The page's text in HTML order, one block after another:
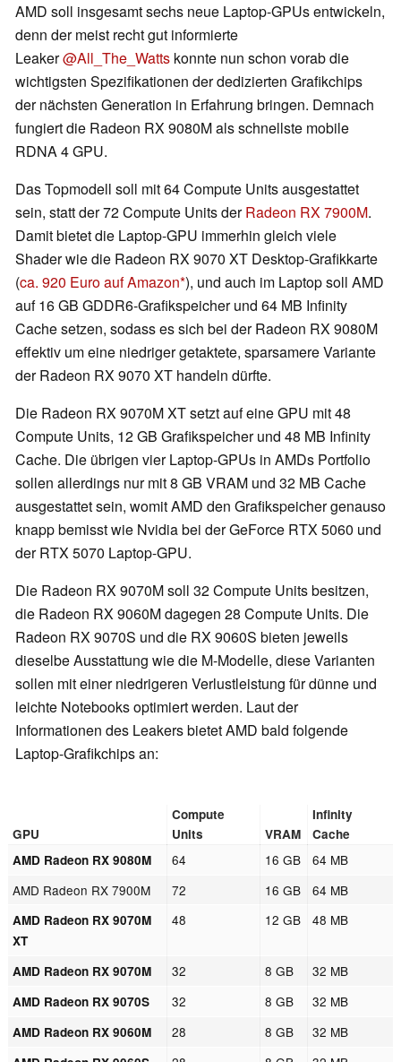
AMD soll insgesamt sechs neue Laptop-GPUs entwickeln,
denn der meist recht gut informierte
Leaker@All_The_Watts konnte nun schon vorab die
wichtigsten Spezifikationen der dedizierten Grafikchips
der nächsten Generation in Erfahrung bringen. Demnach
fungiert die Radeon RX 9080M als schnellste mobile
RDNA 4 GPU.
Das Topmodell soll mit 64 Compute Units ausgestattet
sein, statt der 72 Compute Units derRadeon RX 7900M.
Damit bietet die Laptop-GPU immerhin gleich viele
Shader wie die Radeon RX 9070 XT Desktop-Grafikkarte
(ca. 920 Euro auf Amazon ), und auch im Laptop soll AMD
auf 16 GB GDDR6-Grafikspeicher und 64 MB Infinity
Cache setzen, sodass es sich bei der Radeon RX 9080M
effektiv um eine niedriger getaktete, sparsamere Variante
der Radeon RX 9070 XT handeln dürfte.
Die Radeon RX 9070M XT setzt auf eine GPU mit 48
Compute Units, 12 GB Grafikspeicher und 48 MB Infinity
Cache. Die übrigen vier Laptop-GPUs in AMDs Portfolio
sollen allerdings nur mit 8 GB VRAM und 32 MB Cache
ausgestattet sein, womit AMD den Grafikspeicher genauso
knapp bemisst wie Nvidia bei der GeForce RTX 5060 und
der RTX 5070 Laptop-GPU.
Die Radeon RX 9070M soll 32 Compute Units besitzen,
die Radeon RX 9060M dagegen 28 Compute Units. Die
Radeon RX 9070S und die RX 9060S bieten jeweils
dieselbe Ausstattung wie die M-Modelle, diese Varianten
sollen mit einer niedrigeren Verlustleistung für dünne und
leichte Notebooks optimiert werden. Laut der
Informationen des Leakers bietet AMD bald folgende
Laptop-Grafikchips an:
GPU
Compute
Units
VRAM
Infinity
Cache
AMD Radeon RX 9080M
64 16 GB
64 MB
AMD Radeon RX 7900M
72 16 GB 64 MB
AMD Radeon RX 9070M
XT
48 12 GB 48 MB
AMD Radeon RX 9070M 32 8 GB 32 MB
AMD Radeon RX 9070S 32 8 GB 32 MB
AMD Radeon RX 9060M 28 8 GB 32 MB